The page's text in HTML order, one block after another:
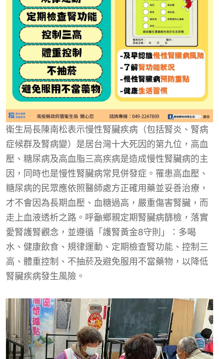
衛生局長陳南松表示慢性腎臟疾病（包括腎炎、腎病
症候群及腎病變）是居台灣十大死因的第九位，高血
壓、糖尿病及高血脂三高疾病是造成慢性腎臟病的主
因，同時也是慢性腎臟病常見併發症。罹患高血壓、
糖尿病的民眾應依照醫師處方正確用藥並妥善治療，
才不會因為長期血壓、血糖過高，嚴重傷害腎臟，而
走上血液透析之路。呼籲鄉親定期腎臟病篩檢，落實
愛腎護腎觀念，並遵循「護腎黃金8守則」：多喝
水、健康飲食、規律運動、定期檢查腎功能、控制三
高、體重控制、不抽菸及避免服用不當藥物，以降低
腎臟疾病發生風險。